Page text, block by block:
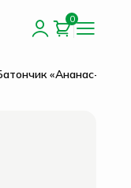
0
«Ананас-